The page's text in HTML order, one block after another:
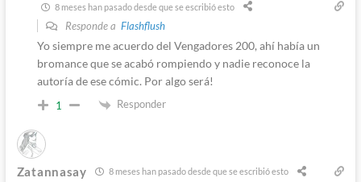
8 meses han pasado desde que se escribió esto
Responde a Flashflush
Yo siempre me acuerdo del Vengadores 200, ahí había un
bromance que se acabó rompiendo y nadie reconoce la
autoría de ese cómic. Por algo será!
1 Responder
Zatannasay 8 meses han pasado desde que se escribió esto